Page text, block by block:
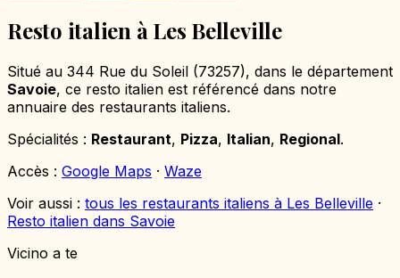
Resto italien à Les Belleville
Situé au 344 Rue du Soleil (73257), dans le département
Savoie, ce resto italien est référencé dans notre
annuaire des restaurants italiens.
Spécialités : Restaurant, Pizza, Italian, Regional.
Accès : Google Maps · Waze
Voir aussi : tous les restaurants italiens à Les Belleville ·
Resto italien dans Savoie
Vicino a te